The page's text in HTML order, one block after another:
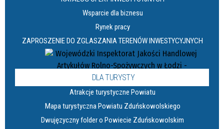
Wsparcie dla biznesu
Rynek pracy
ZAPROSZENIE DO ZGLASZANIA TERENÓW INWESTYCYJNYCH
DLA TURYSTY
Atrakcje turystyczne Powiatu
Mapa turystyczna Powiatu Zduńskowolskiego
Dwujęzyczny folder o Powiecie Zduńskowolskim